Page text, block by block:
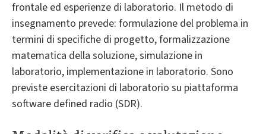
frontale ed esperienze di laboratorio. Il metodo di
insegnamento prevede: formulazione del problema in
termini di specifiche di progetto, formalizzazione
matematica della soluzione, simulazione in
laboratorio, implementazione in laboratorio. Sono
previste esercitazioni di laboratorio su piattaforma
software defined radio (SDR).